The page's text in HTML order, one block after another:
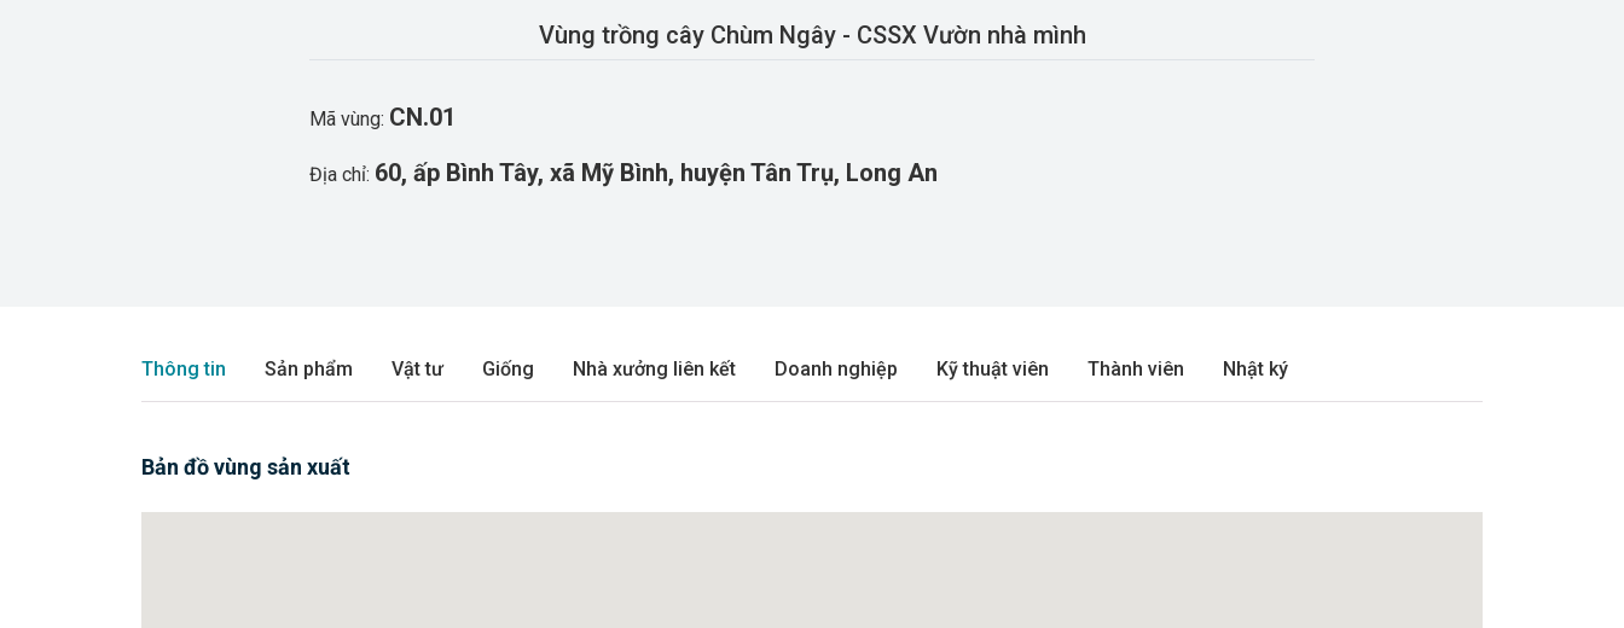
Vùng trồng cây Chùm Ngây - CSSX Vườn nhà mình
Mã vùng: CN.01
Địa chỉ: 60, ấp Bình Tây, xã Mỹ Bình, huyện Tân Trụ, Long An
Thông tin Sản phẩm Vật tư Giống Nhà xưởng liên kết Doanh nghiệp Kỹ thuật viên Thành viên Nhật ký
Bản đồ vùng sản xuất